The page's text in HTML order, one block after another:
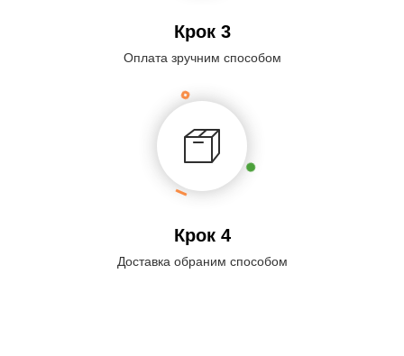
Крок 3
Оплата зручним способом
Крок 4
Доставка обраним способом